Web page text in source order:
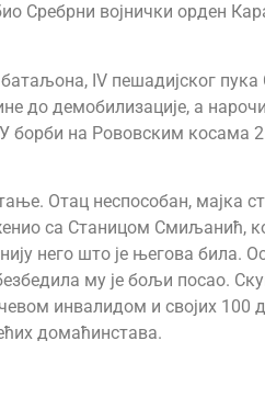
војнички орден
батаљона, IV пешадијског
до демобилизације, а
на Рововским косама
Отац неспособан, мајка
са Станицом Смиљанић,
него што је његова
му је бољи посао.
инвалидом и својих 100
домаћинстава.